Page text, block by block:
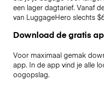
een lager dagtarief. Vanaf
van LuggageHero slechts
Download de gratis
Voor maximaal gemak
app. In de app vind je alle
oogopslag.